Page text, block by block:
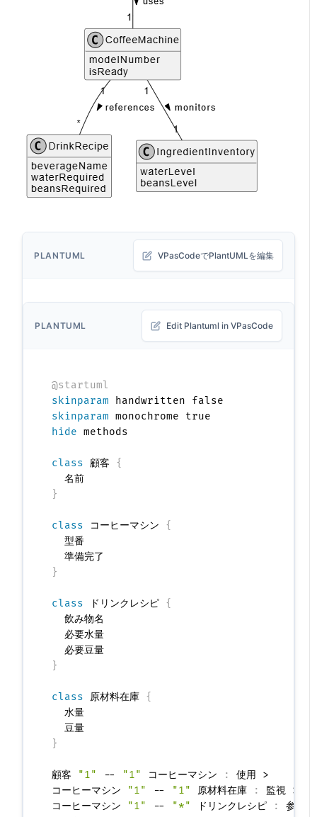
PLANTUML VPasCodeでPlantUMLを編集
PLANTUML Edit Plantuml in VPasCode
@startuml
skinparam
skinparam
hide methods
class 顧客 {
}
class コーヒーマシン {
  型番
}
class ドリンクレシピ {
  飲み物名
  必要水量
}
class 原材料在庫 {
  水量
}
顧客 "1" -- "1" コーヒーマシン :
使用 >
コーヒーマシン
"1" -- "1" 原材料在庫 :
監視 >
コーヒーマシン
"1" -- "*" ドリンクレシピ :
参照